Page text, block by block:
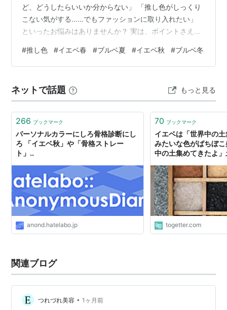
ど、どうしたらいいか分からない」 「推し色がしっくり
こない気がする……でもファッションに取り入れたい」
といったお悩みはありませんか？ 実は、ポイントさえお
きます。 推し色とパーソナルカラーの基本的な考え方 パ
ーソナルカラーで言う「似合う・似合わない」の定義 推
合う色の傾向）が一致している場合 推し色とパーソナル
カラー（似合う色の傾向）が違う場合 似合う・似合わな
い問わずオススメの方法 ヘアアク…
#推し色 #イエベ春 #ブルベ夏 #イエベ秋 #ブルベ冬
ネットで話題 もっと見る
266 ブックマーク
パーソナルカラーにしろ骨格診断にし
ろ 「イエベ秋」や「骨格ストレー
ト」..
anond.hatelabo.jp
70 ブックマーク
イエベは「世界中の
みたいな色がばちぼ
中の土集めてきたよ
ドウパレット
togetter.com
関連ブログ
つれづれ美容 • 1ヶ月前